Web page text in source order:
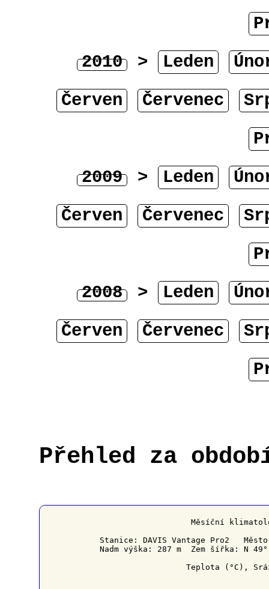
2010 > Leden
Červen
Červenec
2009 > Leden
Červen
Červenec
2008 > Leden
Červen
Červenec
Přehled za
Měsíční
Stanice: DAVIS Vantage Pro2
Nadm výška: 287 m  Zem šířka: N
Teplota (°C),